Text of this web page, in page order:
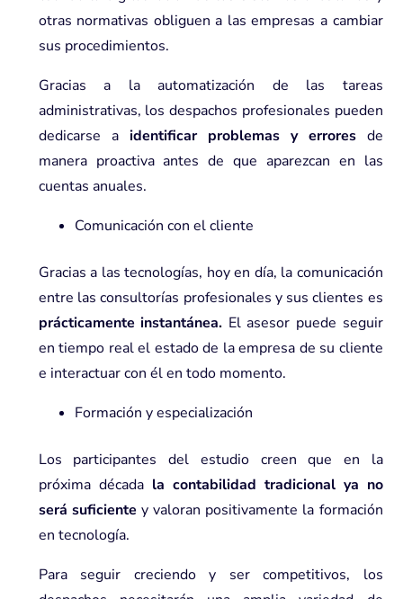
otras normativas obliguen a las empresas a cambiar
sus procedimientos.
Gracias a la automatización de las tareas
administrativas, los despachos profesionales pueden
dedicarse a identificar problemas y errores de
manera proactiva antes de que aparezcan en las
cuentas anuales.
Comunicación con el cliente
Gracias a las tecnologías, hoy en día, la comunicación
entre las consultorías profesionales y sus clientes es
prácticamente instantánea. El asesor puede seguir
en tiempo real el estado de la empresa de su cliente
e interactuar con él en todo momento.
Formación y especialización
Los participantes del estudio creen que en la
próxima década la contabilidad tradicional ya no
será suficiente y valoran positivamente la formación
en tecnología.
Para seguir creciendo y ser competitivos, los